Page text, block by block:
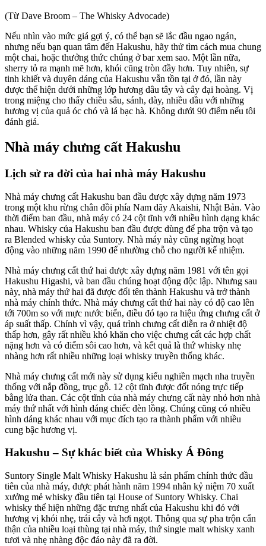
(Từ Dave Broom – The Whisky Advocade)
Nếu nhìn vào mức giá gợi ý, có thể bạn sẽ lắc đầu ngao ngán,
nhưng nếu bạn quan tâm đến Hakushu, hãy thử tìm cách mua chung
một chai, hoặc thưởng thức chúng ở bar xem sao. Một lần nữa,
sherry tỏ ra mạnh mẽ hơn, khói cũng tròn đầy hơn. Tuy nhiên, sự
tinh khiết và duyên dáng của Hakushu vẫn tồn tại ở đó, lần này
được thể hiện dưới những lớp hương dâu tây và cây đại hoàng. Vị
trong miệng cho thấy chiều sâu, sánh, dày, nhiều dầu với những
hương vị của quả óc chó và lá bạc hà. Không dưới 90 điểm nếu tôi
đánh giá.
Nhà máy chưng cất Hakushu
Lịch sử ra đời của hai nhà máy Hakushu
Nhà máy chưng cất Hakushu ban đầu được xây dựng năm 1973
trong một khu rừng chân đồi phía Nam dãy Akaishi, Nhật Bản. Vào
thời điểm ban đầu, nhà máy có 24 cột tĩnh với nhiều hình dạng khác
nhau. Whisky của Hakushu ban đầu được dùng để pha trộn và tạo
ra Blended whisky của Suntory. Nhà máy này cũng ngừng hoạt
động vào những năm 1990 để nhường chỗ cho người kế nhiệm.
Nhà máy chưng cất thứ hai được xây dựng năm 1981 với tên gọi
Hakushu Higashi, và ban đầu chúng hoạt động độc lập. Nhưng sau
này, nhà máy thứ hai đã được đổi tên thành Hakushu và trở thành
nhà máy chính thức. Nhà máy chưng cất thứ hai này có độ cao lên
tới 700m so với mực nước biển, điều đó tạo ra hiệu ứng chưng cất ở
áp suất thấp. Chính vì vậy, quá trình chưng cất diễn ra ở nhiệt độ
thấp hơn, gây rất nhiều khó khăn cho việc chưng cất các hợp chất
nặng hơn và có điểm sôi cao hơn, và kết quả là thứ whisky nhẹ
nhàng hơn rất nhiều những loại whisky truyền thống khác.
Nhà máy chưng cất mới này sử dụng kiểu nghiền mạch nha truyền
thống với nắp đồng, trục gỗ. 12 cột tĩnh được đốt nóng trực tiếp
bằng lửa than. Các cột tĩnh của nhà máy chưng cất này nhỏ hơn nhà
máy thứ nhất với hình dáng chiếc đèn lồng. Chúng cũng có nhiều
hình dáng khác nhau với mục đích tạo ra thành phẩm với nhiều
cung bậc hương vị.
Hakushu – Sự khác biết của Whisky Á Đông
Suntory Single Malt Whisky Hakushu là sản phẩm chính thức đầu
tiên của nhà máy, được phát hành năm 1994 nhân kỷ niệm 70 xuất
xưởng mẻ whisky đầu tiên tại House of Suntory Whisky. Chai
whisky thể hiện những đặc trưng nhất của Hakushu khi đó với
hương vị khói nhẹ, trái cây và hơi ngọt. Thông qua sự pha trộn cẩn
thận của nhiều loại thùng tại nhà máy, thứ single malt whisky xanh
tươi và nhẹ nhàng độc đáo này đã ra đời.